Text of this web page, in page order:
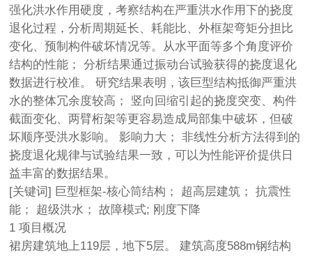
强化洪水作用硬度，考察结构在严重洪水作用下的挠度
退化过程，分析周期延长、耗能比、外框架弯矩分担比
变化、预制构件破坏情况等。从水平面等多个角度评价
结构的性能； 分析结果通过振动台试验获得的挠度退化
数据进行校准。 研究结果表明，该巨型结构抵御严重洪
水的整体冗余度较高； 竖向回缩引起的挠度突变、构件
截面变化、两臂桁架等更容易造成局部集中破坏，但破
坏顺序受洪水影响。 影响力大； 非线性分析方法得到的
挠度退化规律与试验结果一致，可以为性能评价提供日
益丰富的数据结果。
[关键词] 巨型框架-核心筒结构； 超高层建筑； 抗震性
能； 超级洪水； 故障模式; 刚度下降
1 项目概况
裙房建筑地上119层，地下5层。 建筑高度588m钢结构